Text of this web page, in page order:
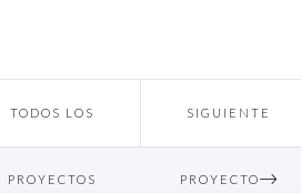
TODOS LOS
PROYECTOS
SIGUIENTE
PROYECTO